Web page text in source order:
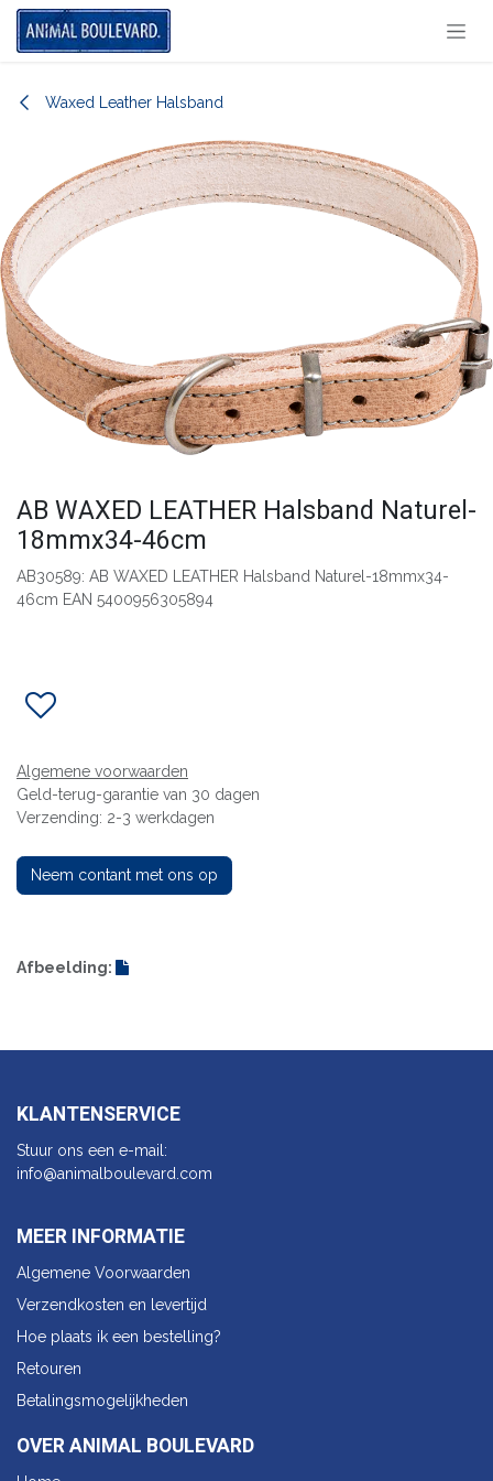
Overslaan naar inhoud
Waxed Leather Halsband
AB WAXED LEATHER Halsband Naturel-
18mmx34-46cm
AB30589: AB WAXED LEATHER Halsband Naturel-18mmx34-
46cm EAN 5400956305894
Algemene voorwaarden
Geld-terug-garantie van 30 dagen
Verzending: 2-3 werkdagen
Neem contant met ons op
Afbeelding:
KLANTENSERVICE
Stuur ons een e-mail:
info@animalbo​ulevard.com
MEER INFORMATIE
Algemene Voorwaarden
Verzendkosten en levertijd
Hoe plaats ik een bestelling?
Retouren
Betalingsmogelijkheden
OVER ANIMAL BOULEVARD